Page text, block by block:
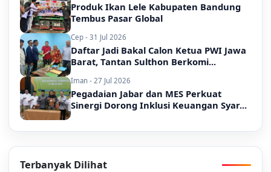
Produk Ikan Lele Kabupaten Bandung
Tembus Pasar Global
Cep - 31 Jul 2026
Daftar Jadi Bakal Calon Ketua PWI Jawa
Barat, Tantan Sulthon Berkomi...
Iman - 27 Jul 2026
Pegadaian Jabar dan MES Perkuat
Sinergi Dorong Inklusi Keuangan Syar...
Terbanyak Dilihat